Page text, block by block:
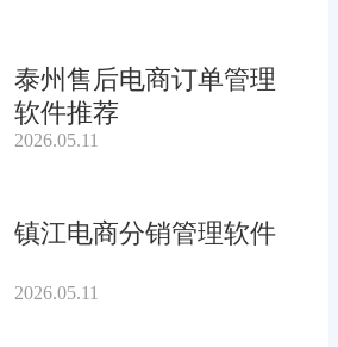
泰州售后电商订单管理
软件推荐
2026.05.11
镇江电商分销管理软件
2026.05.11